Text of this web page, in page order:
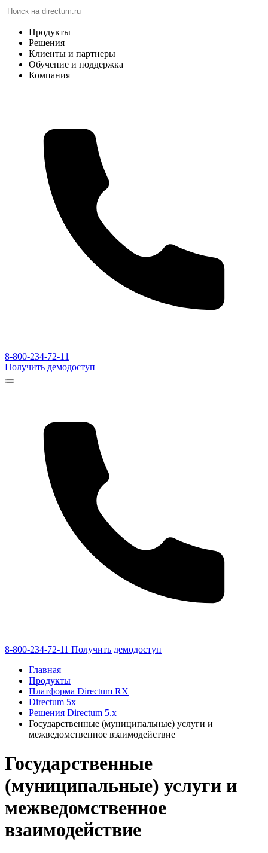
Продукты
Решения
Клиенты и партнеры
Обучение и поддержка
Компания
8-800-234-72-11
Получить демодоступ
8-800-234-72-11 Получить демодоступ
Главная
Продукты
Платформа Directum RX
Directum 5x
Решения Directum 5.x
Государственные (муниципальные) услуги и
межведомственное взаимодействие
Государственные
(муниципальные) услуги и
межведомственное
взаимодействие